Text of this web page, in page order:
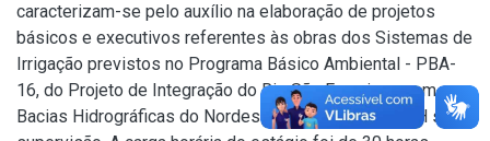
caracterizam-se pelo auxílio na elaboração de projetos
básicos e executivos referentes às obras dos Sistemas de
Irrigação previstos no Programa Básico Ambiental - PBA-
16, do Projeto de Integração do Rio São Francisco com
Bacias Hidrográficas do Nordeste Setentrional - PISH sob